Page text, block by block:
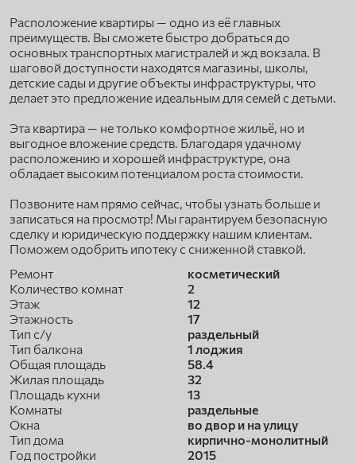
Расположение квартиры — одно из её главных
преимуществ. Вы сможете быстро добраться до
основных транспортных магистралей и жд вокзала. В
шаговой доступности находятся магазины, школы,
детские сады и другие объекты инфраструктуры, что
делает это предложение идеальным для семей с детьми.
Эта квартира — не только комфортное жильё, но и
выгодное вложение средств. Благодаря удачному
расположению и хорошей инфраструктуре, она
обладает высоким потенциалом роста стоимости.
Позвоните нам прямо сейчас, чтобы узнать больше и
записаться на просмотр! Мы гарантируем безопасную
сделку и юридическую поддержку нашим клиентам.
Поможем одобрить ипотеку с сниженной ставкой.
Ремонт
косметический
Количество комнат
2
Этаж
12
Этажность
17
Тип с/у
раздельный
Тип балкона
1 лоджия
Общая площадь
58.4
Жилая площадь
32
Площадь кухни
13
Комнаты
раздельные
Окна
во двор и на улицу
Тип дома
кирпично-монолитный
Год постройки
2015